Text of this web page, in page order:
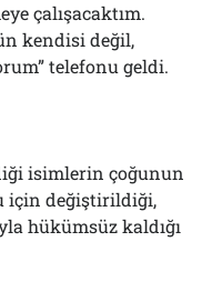
çalışacaktım.
kendisi değil,
telefonu geldi.
isimlerin çoğunun
için değiştirildiği,
hükümsüz kaldığı